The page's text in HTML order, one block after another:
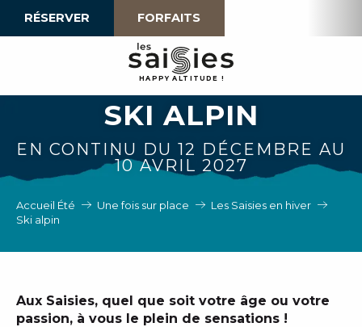
RÉSERVER FORFAITS
HAPPY ALTI TU D E !
SKI ALPIN
EN CONTINU DU 12 DÉCEMBRE AU
10 AVRIL 2027
Accueil Été Une fois sur place
Les Saisies en hiver
Ski alpin
Aux Saisies, quel que soit votre âge ou votre
passion, à vous le plein de sensations !